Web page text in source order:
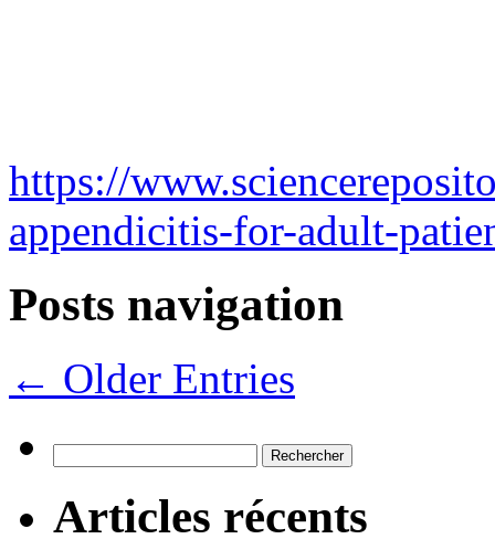
https://
appendicitis-for-adult-
Posts navigation
← Older Entries
Articles récents